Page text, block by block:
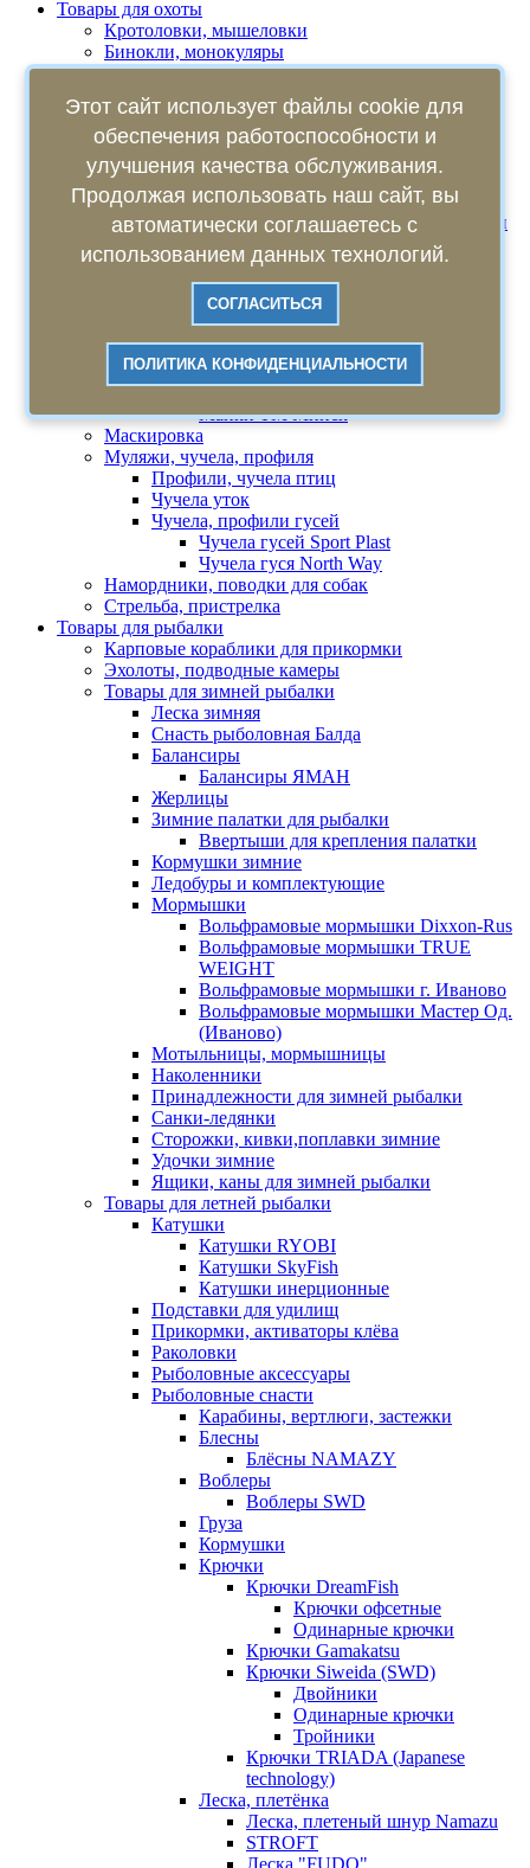
Товары для охоты
Кротоловки, мышеловки
Бинокли, монокуляры
Засидки
Капканы
Капканы (Барнаул)
Капканы (Киров)
Капканы производства Средуралстрой
Манки для охоты
Духовые манки
Духовые манки "Schoolhunter" (манки
Духовые манки BUCK GARDNER
Духовые манки других
производителей
Духовые манки MANKOFF
Электронные манки
Манки HUNTERHELP
Манки ЕГЕРЬ
Манки ТМ Минск
Маскировка
Муляжи, чучела, профиля
Профили, чучела птиц
Чучела уток
Чучела, профили гусей
Чучела гусей Sport Plast
Чучела гуся North Way
Намордники, поводки для собак
Стрельба, пристрелка
Товары для рыбалки
Карповые кораблики для прикормки
Эхолоты, подводные камеры
Товары для зимней рыбалки
Леска зимняя
Снасть рыболовная Балда
Балансиры
Балансиры ЯМАН
Жерлицы
Зимние палатки для рыбалки
Ввертыши для крепления палатки
Кормушки зимние
Ледобуры и комплектующие
Мормышки
Вольфрамовые мормышки Dixxon-Rus
Вольфрамовые мормышки TRUE
WEIGHT
Вольфрамовые мормышки г. Иваново
Вольфрамовые мормышки Мастер Од.
(Иваново)
Мотыльницы, мормышницы
Наколенники
Принадлежности для зимней рыбалки
Санки-ледянки
Сторожки, кивки,поплавки зимние
Удочки зимние
Ящики, каны для зимней рыбалки
Товары для летней рыбалки
Катушки
Катушки RYOBI
Катушки SkyFish
Катушки инерционные
Подставки для удилищ
Прикормки, активаторы клёва
Раколовки
Рыболовные аксессуары
Рыболовные снасти
Карабины, вертлюги, застежки
Блесны
Блёсны NAMAZY
Воблеры
Воблеры SWD
Груза
Кормушки
Крючки
Крючки DreamFish
Крючки офсетные
Одинарные крючки
Крючки Gamakatsu
Крючки Siweida (SWD)
Двойники
Одинарные крючки
Тройники
Крючки TRIADA (Japanese
technology)
Леска, плетёнка
Леска, плетеный шнур Namazu
STROFT
Этот сайт использует файлы cookie для
обеспечения работоспособности и
улучшения качества обслуживания.
Продолжая использовать наш сайт, вы
автоматически соглашаетесь с
использованием данных технологий.
СОГЛАСИТЬСЯ
ПОЛИТИКА КОНФИДЕНЦИАЛЬНОСТИ